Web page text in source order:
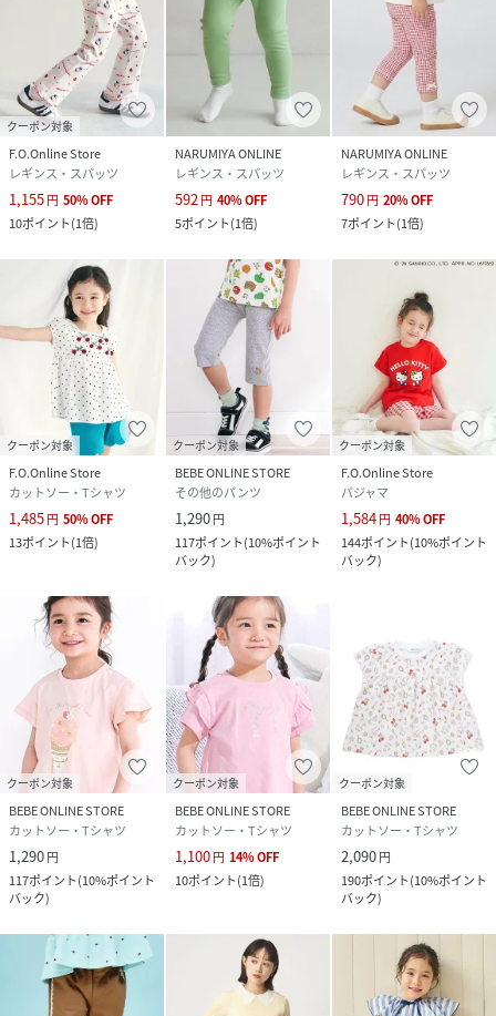
クーポン対象
F.O.Online Store
レギンス・スパッツ
1,155円 50%OFF
10ポイント(1倍)
NARUMIYA ONLINE
レギンス・スパッツ
592 円 40%OFF
5ポイント(1倍)
NARUMIYA ONLINE
レギンス・スパッツ
790円 20%OFF
7ポイント(1倍)
クーポン対象
F.O.Online Store
カットソー・Tシャツ
1,485円 50%OFF
13ポイント(1倍)
クーポン対象
BEBE ONLINE STORE
その他のパンツ
1,290円
117ポイント(10%ポイント
バック)
クーポン対象
F.O.Online Store
パジャマ
1,584円 40%OFF
144ポイント(10%ポイント
バック)
クーポン対象
BEBE ONLINE STORE
カットソー・Tシャツ
1,290円
117ポイント(10%ポイント
バック)
クーポン対象
BEBE ONLINE STORE
カットソー・Tシャツ
1,100円 14%OFF
10ポイント(1倍)
クーポン対象
BEBE ONLINE STORE
カットソー・Tシャツ
2,090円
190ポイント(10%ポイント
バック)